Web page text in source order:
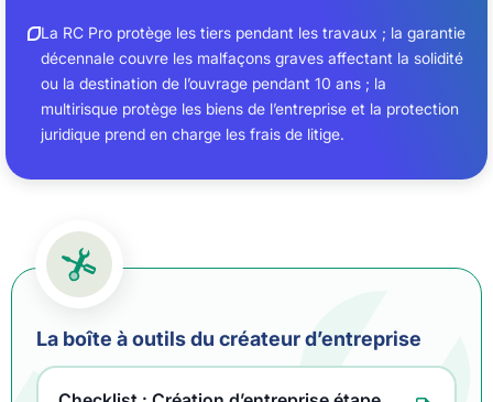
La RC Pro protège les tiers pendant les travaux ; la garantie
décennale couvre les malfaçons graves affectant la solidité
ou la destination de l’ouvrage pendant 10 ans ; la
multirisque protège les biens de l’entreprise et la protection
juridique prend en charge les frais de litige.
La boîte à outils du créateur d’entreprise